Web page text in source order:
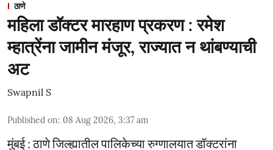
ठाणे
महिला डॉक्टर मारहाण प्रकरण : रमेश
म्हात्रेंना जामीन मंजूर, राज्यात न थांबण्याची
अट
Swapnil S
Published on: 08 Aug 2026, 3:37 am
मुंबई : ठाणे जिल्ह्यातील पालिकेच्या रुग्णालयात डॉक्टरांना